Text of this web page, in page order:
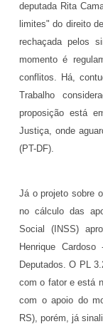
deputada Rita
limites" do direito
rechaçada pelos
momento é
conflitos. Há,
Trabalho
proposição está
Justiça, onde
(PT-DF).
Já o projeto sobre
no cálculo das
Social (INSS)
Henrique
Deputados. O PL
com o fator e está
com o apoio do
RS), porém, já